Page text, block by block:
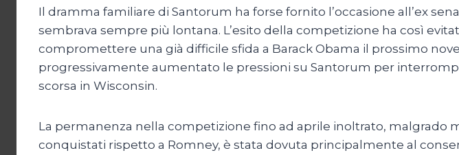
Il dramma familiare di Santorum ha forse fornito l’occasione all’ex
sembrava sempre più lontana. L’esito della competizione ha così
compromettere una già difficile sfida a Barack Obama il prossimo
progressivamente aumentato le pressioni su Santorum per
scorsa in Wisconsin.
La permanenza nella competizione fino ad aprile inoltrato, malgrado
conquistati rispetto a Romney, è stata dovuta principalmente al